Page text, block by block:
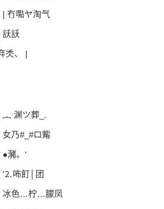
冇嚸ヤ淘气
訞訞
秂、 |
渊ツ葬_.
乃#_#ロ觜
●瀦。‘
咘飣│团
冰色…柠…朦凤